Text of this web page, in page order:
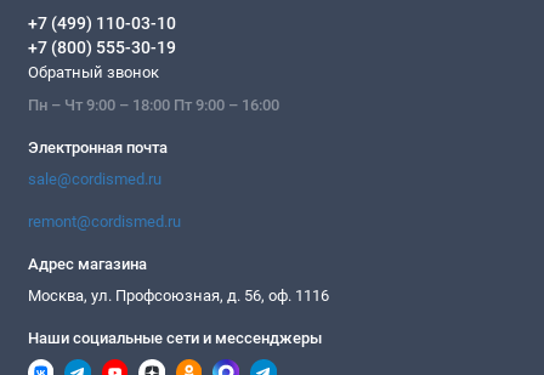
+7 (499) 110-03-10
+7 (800) 555-30-19
Обратный звонок
Пн – Чт 9:00 – 18:00 Пт 9:00 – 16:00
Электронная почта
sale@cordismed.ru
remont@cordismed.ru
Адрес магазина
Москва, ул. Профсоюзная, д. 56, оф. 1116
Наши социальные сети и мессенджеры